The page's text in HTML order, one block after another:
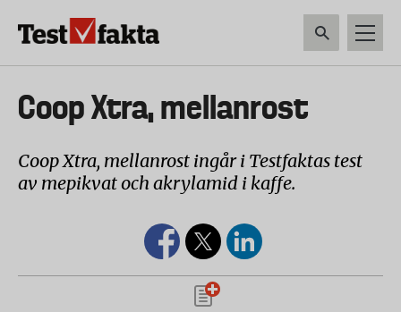
Huvudmeny
ny
Coop Xtra, mellanrost
Coop Xtra, mellanrost ingår i Testfaktas test
av mepikvat och akrylamid i kaffe.